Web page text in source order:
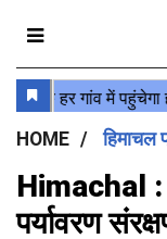
HOME हिमाचल
Himachal :
पर्यावरण